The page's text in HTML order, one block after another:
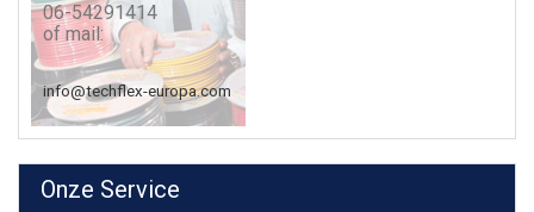
06-54291414
of mail:
info@techflex-europa.com
Onze Service